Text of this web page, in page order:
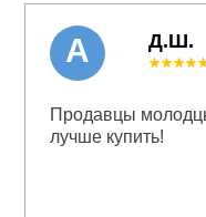
Д.Ш.
Продавцы
лучше купить!
А